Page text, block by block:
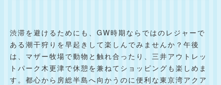
渋滞を避けるためにも、GW時期ならではのレジャーで
ある潮干狩りを早起きして楽しんでみませんか？午後
は、マザー牧場で動物と触れ合ったり、三井アウトレッ
トパーク木更津で休憩を兼ねてショッピングも楽しめま
す。都心から房総半島へ向かうのに便利な東京湾アクア